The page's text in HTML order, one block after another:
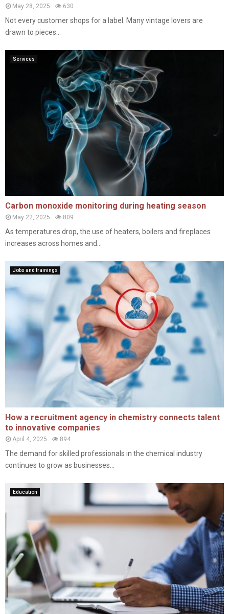
May 28, 2025 630
Not every customer shops for a label. Many vintage lovers are
drawn to pieces...
Services
Carbon monoxide monitoring during heating season
May 22, 2025 809
As temperatures drop, the use of heaters, boilers and fireplaces
increases across homes and...
Jobs and trainings
How a recruitment agency in chemistry connects talent
to innovative companies
April 4, 2025 894
The demand for skilled professionals in the chemical industry
continues to grow as businesses...
Education